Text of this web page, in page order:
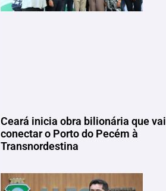
Ceará inicia obra bilionária que vai
conectar o Porto do Pecém à
Transnordestina